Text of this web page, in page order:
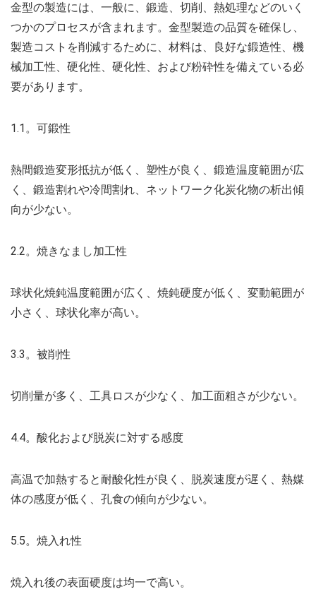
金型の製造には、一般に、鍛造、切削、熱処理などのいく
つかのプロセスが含まれます。金型製造の品質を確保し、
製造コストを削減するために、材料は、良好な鍛造性、機
械加工性、硬化性、硬化性、および粉砕性を備えている必
要があります。
1.1。可鍛性
熱間鍛造変形抵抗が低く、塑性が良く、鍛造温度範囲が広
く、鍛造割れや冷間割れ、ネットワーク化炭化物の析出傾
向が少ない。
2.2。焼きなまし加工性
球状化焼鈍温度範囲が広く、焼鈍硬度が低く、変動範囲が
小さく、球状化率が高い。
3.3。被削性
切削量が多く、工具ロスが少なく、加工面粗さが少ない。
4.4。酸化および脱炭に対する感度
高温で加熱すると耐酸化性が良く、脱炭速度が遅く、熱媒
体の感度が低く、孔食の傾向が少ない。
5.5。焼入れ性
焼入れ後の表面硬度は均一で高い。